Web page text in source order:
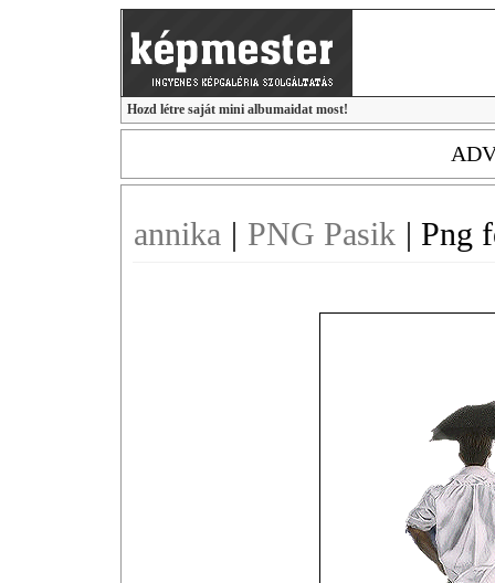
Hozd létre saját mini albumaidat most!
annika | PNG Pasik | Png